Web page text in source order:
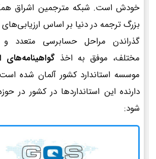
خودش است. شبکه مترجمین اشراق
بزرگ ترجمه در دنیا بر اساس
گذراندن مراحل حسابرسی متعدد و
مختلف، موفق به اخذ گواهینامه‌های
موسسه استاندارد کشور آلمان شده است
دارنده این استانداردها در کشور در
شود: